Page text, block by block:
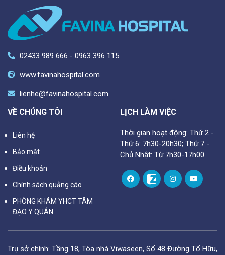
02433 989 666 - 0963 396 115
www.favinahospital.com
lienhe@favinahospital.com
VỀ CHÚNG TÔI
Liên hệ
Bảo mật
Điều khoản
Chính sách quảng cáo
PHÒNG KHÁM YHCT TÂM
ĐẠO Y QUÁN
LỊCH LÀM VIỆC
Thời gian hoạt động: Thứ 2 -
Thứ 6: 7h30-20h30; Thứ 7 -
Chủ Nhật: Từ 7h30-17h00
Trụ sở chính: Tầng 18, Tòa nhà Viwaseen, Số 48 Đường Tố Hữu,